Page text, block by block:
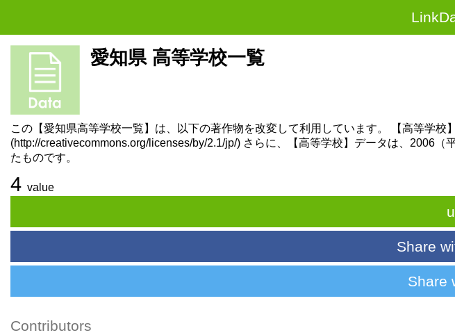
愛知県 高等学校一覧
この【愛知県高等学校一覧】は、以下の著作物を改変して利用しています。 【高等学
(http://creativecommons.org/licenses/by/2.1/jp/) さらに、【高等学校】データは、2006
たものです。
4 value
Share
Share
Contributors